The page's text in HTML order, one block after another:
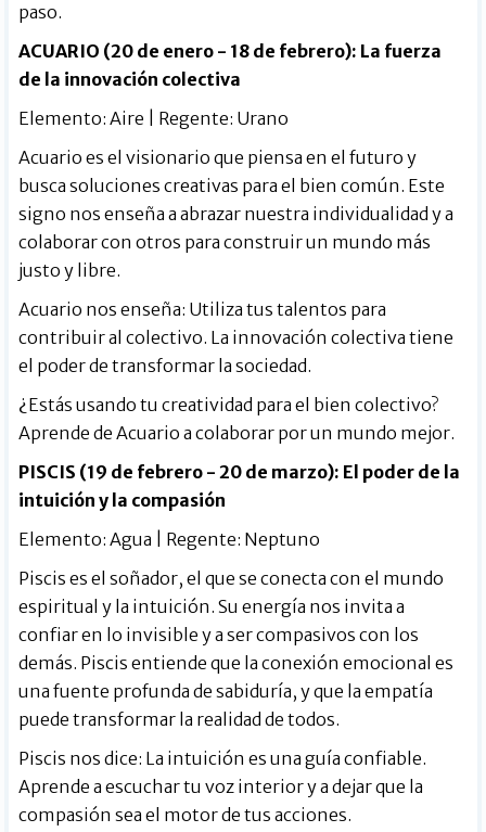
paso.
ACUARIO (20 de enero - 18 de febrero): La fuerza
de la innovación colectiva
Elemento: Aire | Regente: Urano
Acuario es el visionario que piensa en el futuro y
busca soluciones creativas para el bien común. Este
signo nos enseña a abrazar nuestra individualidad y a
colaborar con otros para construir un mundo más
justo y libre.
Acuario nos enseña: Utiliza tus talentos para
contribuir al colectivo. La innovación colectiva tiene
el poder de transformar la sociedad.
¿Estás usando tu creatividad para el bien colectivo?
Aprende de Acuario a colaborar por un mundo mejor.
PISCIS (19 de febrero - 20 de marzo): El poder de la
intuición y la compasión
Elemento: Agua | Regente: Neptuno
Piscis es el soñador, el que se conecta con el mundo
espiritual y la intuición. Su energía nos invita a
confiar en lo invisible y a ser compasivos con los
demás. Piscis entiende que la conexión emocional es
una fuente profunda de sabiduría, y que la empatía
puede transformar la realidad de todos.
Piscis nos dice: La intuición es una guía confiable.
Aprende a escuchar tu voz interior y a dejar que la
compasión sea el motor de tus acciones.